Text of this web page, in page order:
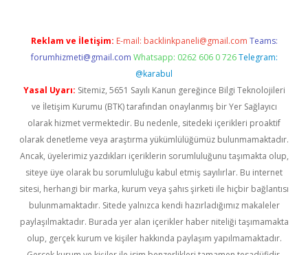
Reklam ve İletişim: E-mail: backlinkpaneli@gmail.com Teams:
forumhizmeti@gmail.com Whatsapp: 0262 606 0 726 Telegram:
@karabul
Yasal Uyarı: Sitemiz, 5651 Sayılı Kanun gereğince Bilgi Teknolojileri
ve İletişim Kurumu (BTK) tarafından onaylanmış bir Yer Sağlayıcı
olarak hizmet vermektedir. Bu nedenle, sitedeki içerikleri proaktif
olarak denetleme veya araştırma yükümlülüğümüz bulunmamaktadır.
Ancak, üyelerimiz yazdıkları içeriklerin sorumluluğunu taşımakta olup,
siteye üye olarak bu sorumluluğu kabul etmiş sayılırlar. Bu internet
sitesi, herhangi bir marka, kurum veya şahıs şirketi ile hiçbir bağlantısı
bulunmamaktadır. Sitede yalnızca kendi hazırladığımız makaleler
paylaşılmaktadır. Burada yer alan içerikler haber niteliği taşımamakta
olup, gerçek kurum ve kişiler hakkında paylaşım yapılmamaktadır.